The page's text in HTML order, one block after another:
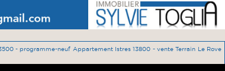
-programme-neuf Appartement Istres 13800 -vente Terrain Le Rove